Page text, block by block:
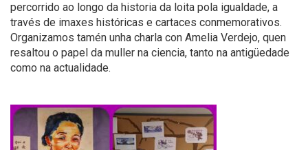
percorrido ao longo da historia da loita pola igualdade, a
través de imaxes históricas e cartaces conmemorativos.
Organizamos tamén unha charla con Amelia Verdejo, quen
resaltou o papel da muller na ciencia, tanto na antigüedade
como na actualidade.